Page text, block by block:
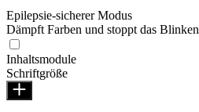
Epilepsie-sicherer Modus
Dämpft Farben und stoppt das Blinken
Inhaltsmodule
Schriftgröße